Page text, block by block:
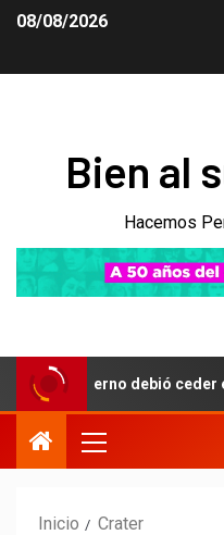
08/08/2026
Bien al
Hacemos
debió ceder en la
Inicio Crater